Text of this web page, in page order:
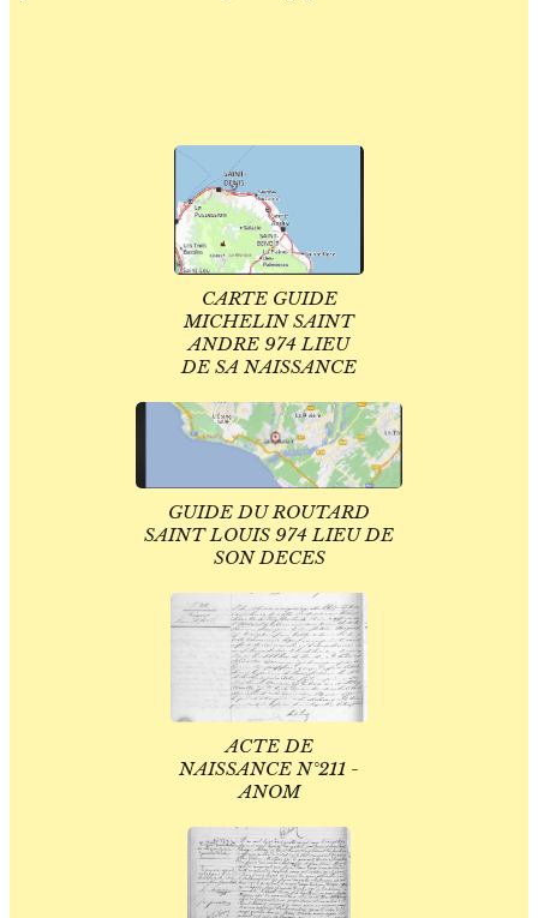
CARTE GUIDE
MICHELIN SAINT
ANDRE 974 LIEU
DE SA NAISSANCE
GUIDE DU ROUTARD
SAINT LOUIS 974 LIEU DE
SON DECES
ACTE DE
NAISSANCE N°211 -
ANOM